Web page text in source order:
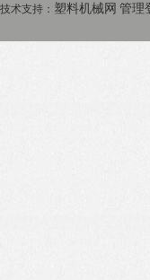
技术支持： 塑料机械网 管理